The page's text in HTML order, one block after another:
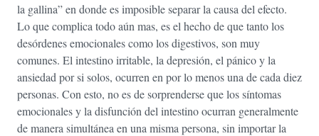
la gallina” en donde es imposible separar la causa del efecto.
Lo que complica todo aún mas, es el hecho de que tanto los
desórdenes emocionales como los digestivos, son muy
comunes. El intestino irritable, la depresión, el pánico y la
ansiedad por si solos, ocurren en por lo menos una de cada diez
personas. Con esto, no es de sorprenderse que los síntomas
emocionales y la disfunción del intestino ocurran generalmente
de manera simultánea en una misma persona, sin importar la